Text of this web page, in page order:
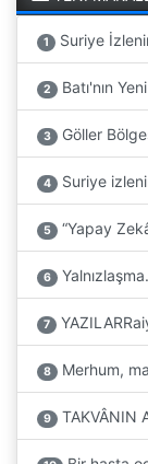
1 Suriye
2 Batı'nın
3 Göller
4 Suriye
5 “Yapay
6
7
8 Merhum,
9 TAKVÂNIN